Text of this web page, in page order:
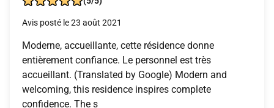
Avis posté le 23 août 2021
Moderne, accueillante, cette résidence donne
entièrement confiance. Le personnel est très
accueillant. (Translated by Google) Modern and
welcoming, this residence inspires complete
confidence. The s